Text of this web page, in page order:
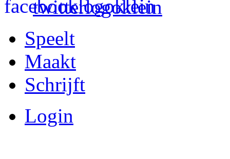
Speelt
Maakt
Schrijft
Login